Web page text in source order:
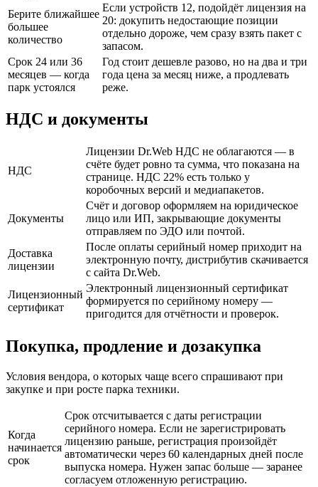
Берите ближайшее
большее
количество
Если устройств 12, подойдёт лицензия на
20: докупить недостающие позиции
отдельно дороже, чем сразу взять пакет с
запасом.
Срок 24 или 36
месяцев — когда
парк устоялся
Год стоит дешевле разово, но на два и три
года цена за месяц ниже, а продлевать
реже.
НДС и документы
НДС
Лицензии Dr.Web НДС не облагаются — в
счёте будет ровно та сумма, что показана на
странице. НДС 22% есть только у
коробочных версий и медиапакетов.
Документы
Счёт и договор оформляем на юридическое
лицо или ИП, закрывающие документы
отправляем по ЭДО или почтой.
Доставка
лицензии
После оплаты серийный номер приходит на
электронную почту, дистрибутив скачивается
с сайта Dr.Web.
Лицензионный
сертификат
Электронный лицензионный сертификат
формируется по серийному номеру —
пригодится для отчётности и проверок.
Покупка, продление и дозакупка
Условия вендора, о которых чаще всего спрашивают при
закупке и при росте парка техники.
Когда
начинается
срок
Срок отсчитывается с даты регистрации
серийного номера. Если не зарегистрировать
лицензию раньше, регистрация произойдёт
автоматически через 60 календарных дней после
выпуска номера. Нужен запас больше — заранее
согласуем отложенную регистрацию.